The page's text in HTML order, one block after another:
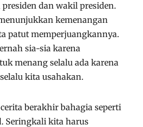
dan wakil presiden.
kemenangan
patut memperjuangkannya.
sia-sia karena
menang selalu ada karena
kita usahakan.
berakhir bahagia seperti
Seringkali kita harus